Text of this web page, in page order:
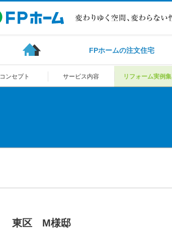
FPホームの注文住宅
コンセプト サービス内容 リフォーム実例集
東区 M様邸